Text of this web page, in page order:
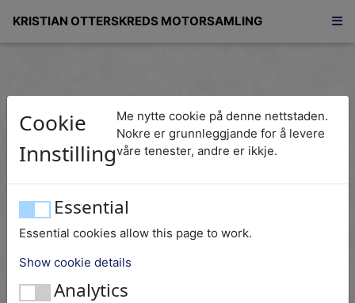
KRISTIAN OTTERSKREDS MOTORSAMLING
Cookie
Innstilling
Me nytte cookie på denne nettstaden.
Nokre er grunnleggjande for å levere
våre tenester, andre er ikkje.
Essential
Essential cookies allow this page to work.
Show cookie details
Analytics